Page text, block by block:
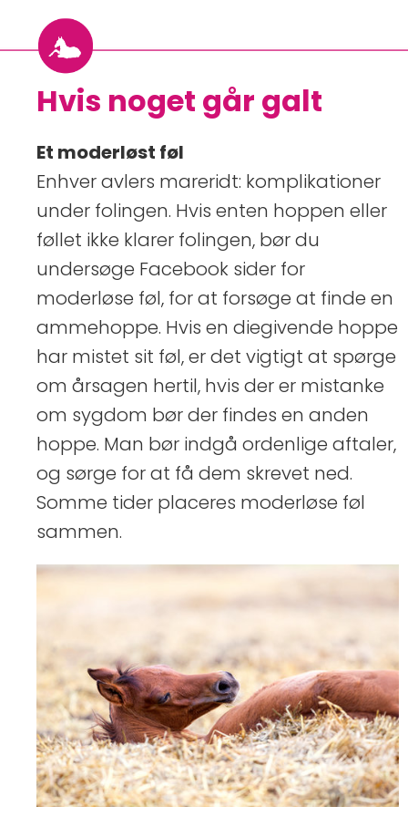
Hvis noget går galt
Et moderløst føl
Enhver avlers mareridt: komplikationer
under folingen. Hvis enten hoppen eller
føllet ikke klarer folingen, bør du
undersøge Facebook sider for
moderløse føl, for at forsøge at finde en
ammehoppe. Hvis en diegivende hoppe
har mistet sit føl, er det vigtigt at spørge
om årsagen hertil, hvis der er mistanke
om sygdom bør der findes en anden
hoppe. Man bør indgå ordenlige aftaler,
og sørge for at få dem skrevet ned.
Somme tider placeres moderløse føl
sammen.